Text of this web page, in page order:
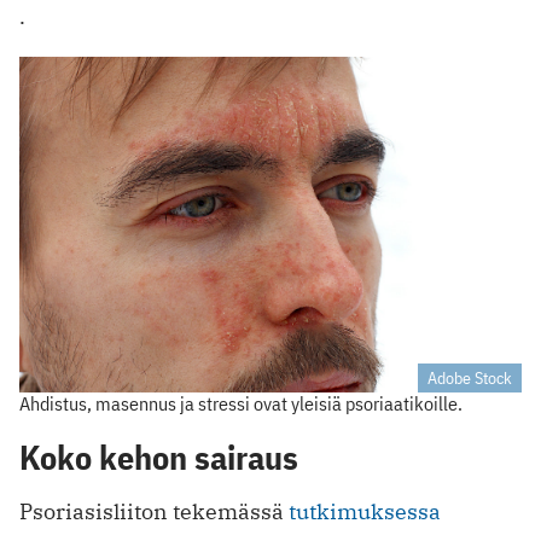
.
Adobe Stock
Ahdistus, masennus ja stressi ovat yleisiä psoriaatikoille.
Koko kehon sairaus
Psoriasisliiton tekemässä tutkimuksessa